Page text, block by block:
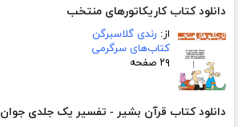
دانلود کتاب کاریکاتورهای منتخب
از: رندی گلاسبرگن
کتاب‌های سرگرمی
۲۹ صفحه
دانلود کتاب قرآن بشیر - تفسیر یک جلدی جوان